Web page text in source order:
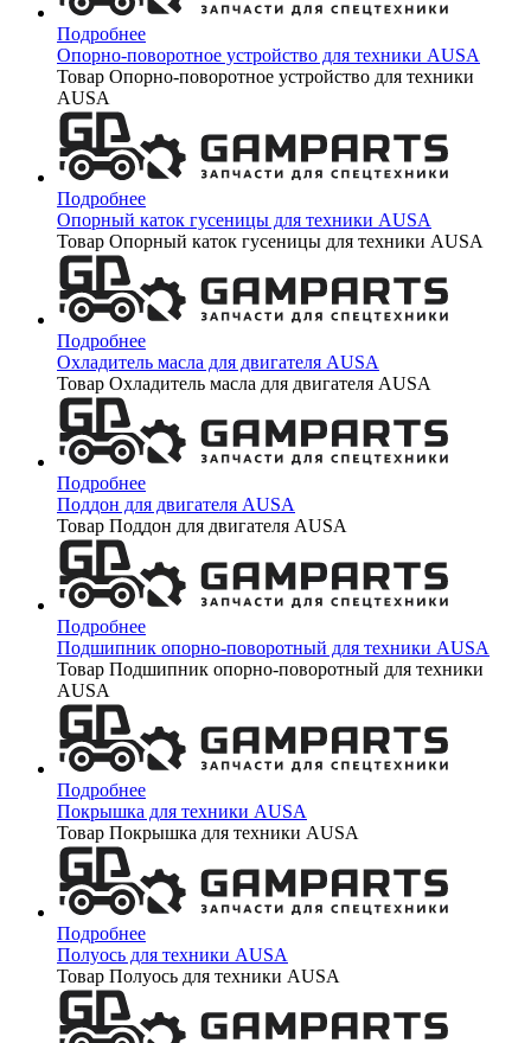
Подробнее
Опорно-поворотное устройство для техники AUSA
Товар Опорно-поворотное устройство для техники
AUSA
Подробнее
Опорный каток гусеницы для техники AUSA
Товар Опорный каток гусеницы для техники AUSA
Подробнее
Охладитель масла для двигателя AUSA
Товар Охладитель масла для двигателя AUSA
Подробнее
Поддон для двигателя AUSA
Товар Поддон для двигателя AUSA
Подробнее
Подшипник опорно-поворотный для техники AUSA
Товар Подшипник опорно-поворотный для техники
AUSA
Подробнее
Покрышка для техники AUSA
Товар Покрышка для техники AUSA
Подробнее
Полуось для техники AUSA
Товар Полуось для техники AUSA